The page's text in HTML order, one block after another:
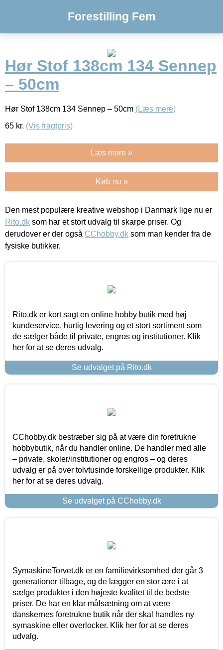
Forestilling Fem
Hør Stof 138cm 134 Sennep
– 50cm
Hør Stof 138cm 134 Sennep – 50cm (Læs mere)
65 kr. (Vis fragtpris)
Læs mere »
Køb nu »
Den mest populære kreative webshop i Danmark lige nu er
Rito.dk som har et stort udvalg til skarpe priser. Og
derudover er der også CChobby.dk som man kender fra de
fysiske butikker.
Rito.dk er kort sagt en online hobby butik med høj
kundeservice, hurtig levering og et stort sortiment som
de sælger både til private, engros og institutioner. Klik
her for at se deres udvalg.
Se udvalget på Rito.dk
CChobby.dk bestræber sig på at være din foretrukne
hobbybutik, når du handler online. De handler med alle
– private, skoler/institutioner og engros – og deres
udvalg er på over tolvtusinde forskellige produkter. Klik
her for at se deres udvalg.
Se udvalget på CChobby.dk
SymaskineTorvet.dk er en familievirksomhed der går 3
generationer tilbage, og de lægger en stor ære i at
sælge produkter i den højeste kvalitet til de bedste
priser. De har en klar målsætning om at være
danskernes foretrukne butik når der skal handles ny
symaskine eller overlocker. Klik her for at se deres
udvalg.